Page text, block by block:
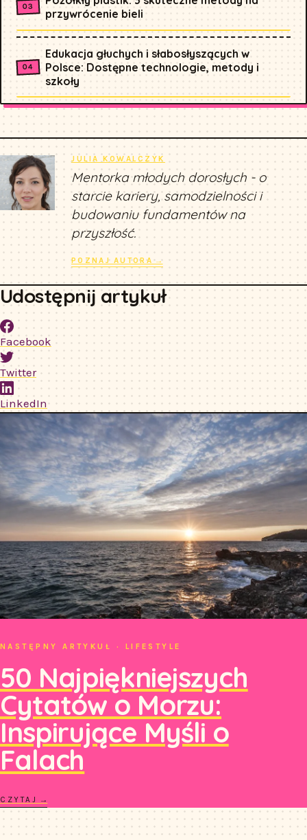
przywrócenie bieli
Edukacja głuchych i słabosłyszących w
Polsce: Dostępne technologie, metody i
szkoły
JULIA KOWALCZYK
Mentorka młodych dorosłych - o
starcie kariery, samodzielności i
budowaniu fundamentów na
przyszłość.
POZNAJ AUTORA →
Udostępnij artykuł
Facebook
Twitter
LinkedIn
NASTĘPNY ARTYKUŁ · LIFESTYLE
50 Najpiękniejszych
Cytatów o Morzu:
Inspirujące Myśli o
Falach
CZYTAJ →